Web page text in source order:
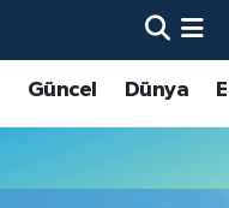
Güncel Dünya